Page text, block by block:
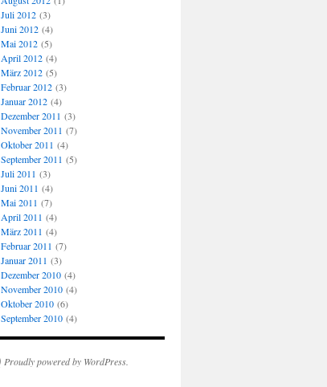
Juli 2012(3)
Juni 2012(4)
Mai 2012(5)
April 2012(4)
März 2012(5)
Februar 2012(3)
Januar 2012(4)
Dezember 2011 (3)
November 2011 (7)
Oktober 2011 (4)
September 2011 (5)
Juli 2011 (3)
Juni 2011 (4)
Mai 2011 (7)
April 2011 (4)
März 2011 (4)
Februar 2011 (7)
Januar 2011 (3)
Dezember 2010(4)
November 2010(4)
Oktober 2010(6)
September 2010(4)
Proudly powered by WordPress.